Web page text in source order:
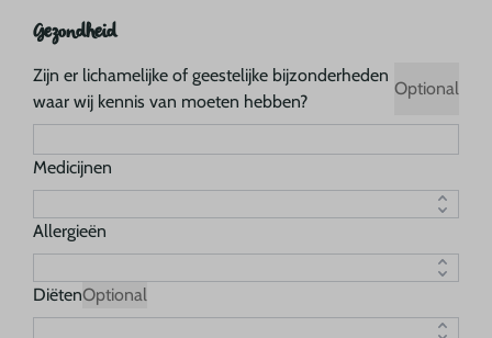
Gezondheid
Zijn er lichamelijke of geestelijke bijzonderheden
waar wij kennis van moeten hebben?
Optional
Medicijnen
Allergieën
DiëtenOptional